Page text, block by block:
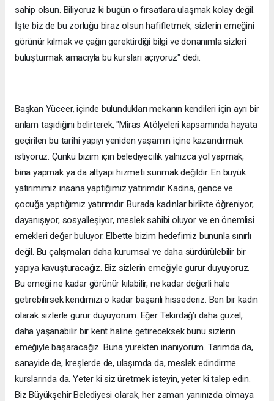
sahip olsun. Biliyoruz ki bugün o fırsatlara ulaşmak kolay değil.
İşte biz de bu zorluğu biraz olsun hafifletmek, sizlerin emeğini
görünür kılmak ve çağın gerektirdiği bilgi ve donanımla sizleri
buluşturmak amacıyla bu kursları açıyoruz" dedi.
Başkan Yüceer, içinde bulundukları mekanın kendileri için ayrı bir
anlam taşıdığını belirterek, "Miras Atölyeleri kapsamında hayata
geçirilen bu tarihi yapıyı yeniden yaşamın içine kazandırmak
istiyoruz. Çünkü bizim için belediyecilik yalnızca yol yapmak,
bina yapmak ya da altyapı hizmeti sunmak değildir. En büyük
yatırımımız insana yaptığımız yatırımdır. Kadına, gence ve
çocuğa yaptığımız yatırımdır. Burada kadınlar birlikte öğreniyor,
dayanışıyor, sosyalleşiyor, meslek sahibi oluyor ve en önemlisi
emekleri değer buluyor. Elbette bizim hedefimiz bununla sınırlı
değil. Bu çalışmaları daha kurumsal ve daha sürdürülebilir bir
yapıya kavuşturacağız. Biz sizlerin emeğiyle gurur duyuyoruz.
Bu emeği ne kadar görünür kılabilir, ne kadar değerli hale
getirebilirsek kendimizi o kadar başarılı hissederiz. Ben bir kadın
olarak sizlerle gurur duyuyorum. Eğer Tekirdağ’ı daha güzel,
daha yaşanabilir bir kent haline getireceksek bunu sizlerin
emeğiyle başaracağız. Buna yürekten inanıyorum. Tarımda da,
sanayide de, kreşlerde de, ulaşımda da, meslek edindirme
kurslarında da. Yeter ki siz üretmek isteyin, yeter ki talep edin.
Biz Büyükşehir Belediyesi olarak, her zaman yanınızda olmaya